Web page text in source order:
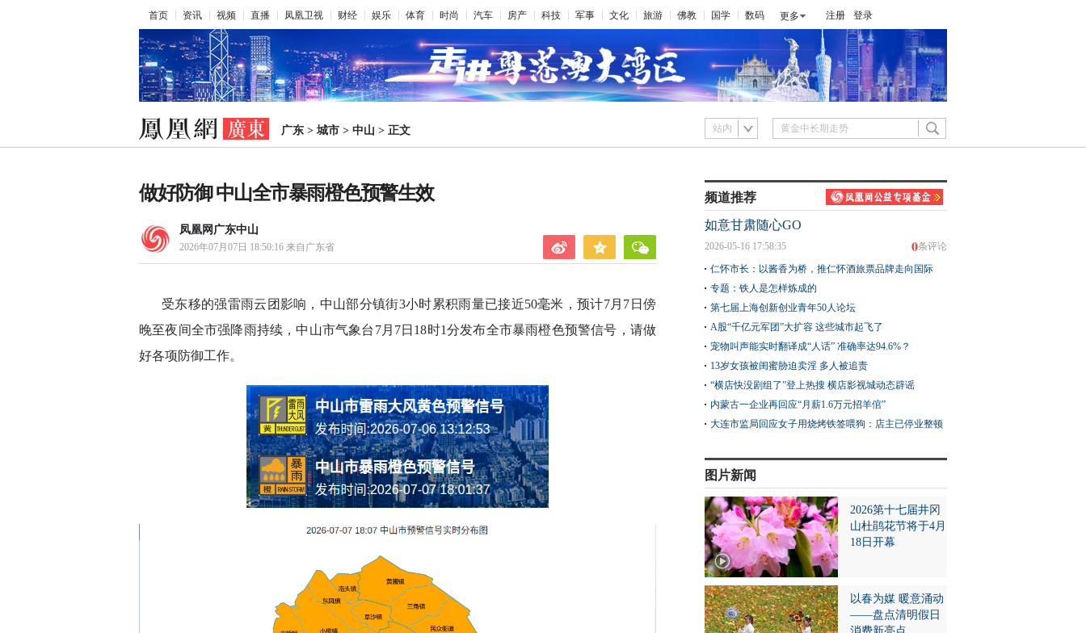
首页 资讯 视频 直播 凤凰卫视 财经 娱乐 体育 时尚 汽车 房产 科技 军事 文化 旅游 佛教 国学 数码 更多 注册 登录
广东 > 城市 > 中山 > 正文 站内
做好防御 中山全市暴雨橙色预警生效
凤凰网广东中山
2026年07月07日 18:50:16 来自广东省
受东移的强雷雨云团影响，中山部分镇街3小时累积雨量已接近50毫米，预计7月7日傍
晚至夜间全市强降雨持续，中山市气象台7月7日18时1分发布全市暴雨橙色预警信号，请做
好各项防御工作。
频道推荐
如意甘肃随心GO
0条评论
2026-05-16 17:58:35
仁怀市长：以酱香为桥，推仁怀酒旅票品牌走向国际
专题：铁人是怎样炼成的
第七届上海创新创业青年50人论坛
A股“千亿元军团”大扩容 这些城市起飞了
宠物叫声能实时翻译成“人话” 准确率达94.6%？
13岁女孩被闺蜜胁迫卖淫 多人被追责
“横店快没剧组了”登上热搜 横店影视城动态辟谣
内蒙古一企业再回应“月薪1.6万元招羊倌”
大连市监局回应女子用烧烤铁签喂狗：店主已停业整顿
图片新闻
2026第十七届井冈
山杜鹃花节将于4月
18日开幕
以春为媒 暖意涌动
——盘点清明假日